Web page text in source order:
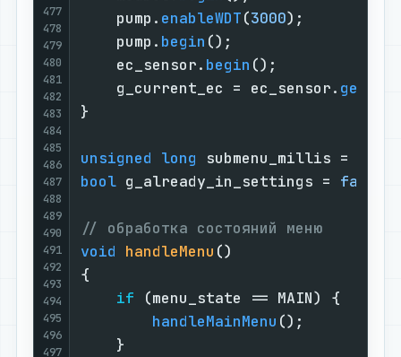
477
478
479
480
481
482
483
484
485
486
487
488
489
490
491
492
493
494
495
496
497
    pump.
enableWDT(3000);
    pump.
begin ();
    ec_sensor.
begin ();
    g_current_ec = ec_sensor.
getEC
}
unsigned long submenu_millis =
bool g_already_in_settings = false
// обработка состояний меню
void handleMenu ()
{
if (menu_state == MAIN) {
handleMainMenu ();
    }